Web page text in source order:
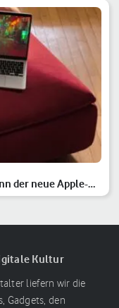
der neue Apple-
Kultur
liefern wir die
Gadgets, den